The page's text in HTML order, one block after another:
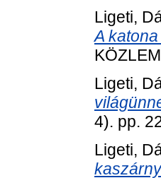
Ligeti,
A
Ligeti,
4). pp.
Ligeti,